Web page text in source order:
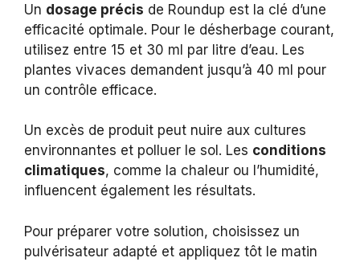
Un dosage précis de Roundup est la clé d’une
efficacité optimale. Pour le désherbage courant,
utilisez entre 15 et 30 ml par litre d’eau. Les
plantes vivaces demandent jusqu’à 40 ml pour
un contrôle efficace.
Un excès de produit peut nuire aux cultures
environnantes et polluer le sol. Les conditions
climatiques, comme la chaleur ou l’humidité,
influencent également les résultats.
Pour préparer votre solution, choisissez un
pulvérisateur adapté et appliquez tôt le matin